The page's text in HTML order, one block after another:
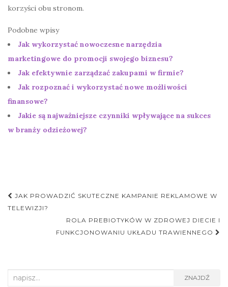
korzyści obu stronom.
Podobne wpisy
Jak wykorzystać nowoczesne narzędzia
marketingowe do promocji swojego biznesu?
Jak efektywnie zarządzać zakupami w firmie?
Jak rozpoznać i wykorzystać nowe możliwości
finansowe?
Jakie są najważniejsze czynniki wpływające na sukces
w branży odzieżowej?
Nawigacja
postu
JAK PROWADZIĆ SKUTECZNE KAMPANIE REKLAMOWE W
TELEWIZJI?
ROLA PREBIOTYKÓW W ZDROWEJ DIECIE I
FUNKCJONOWANIU UKŁADU TRAWIENNEGO
Search
ZNAJDŹ